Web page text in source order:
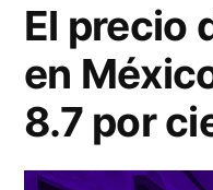
El precio
en
8.7 por